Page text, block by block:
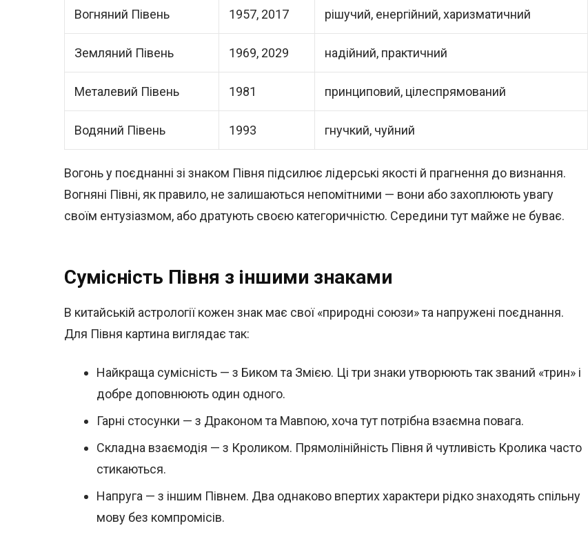
Вогняний Півень 1957, 2017 рішучий, енергійний, харизматичний
Земляний Півень 1969, 2029 надійний, практичний
Металевий Півень 1981 принциповий, цілеспрямований
Водяний Півень 1993 гнучкий, чуйний
Вогонь у поєднанні зі знаком Півня підсилює лідерські якості й прагнення до визнання.
Вогняні Півні, як правило, не залишаються непомітними — вони або захоплюють увагу
своїм ентузіазмом, або дратують своєю категоричністю. Середини тут майже не буває.
Сумісність Півня з іншими знаками
В китайській астрології кожен знак має свої «природні союзи» та напружені поєднання.
Для Півня картина виглядає так:
Найкраща сумісність — з Биком та Змією. Ці три знаки утворюють так званий «трин» і
добре доповнюють один одного.
Гарні стосунки — з Драконом та Мавпою, хоча тут потрібна взаємна повага.
Складна взаємодія — з Кроликом. Прямолінійність Півня й чутливість Кролика часто
стикаються.
Напруга — з іншим Півнем. Два однаково впертих характери рідко знаходять спільну
мову без компромісів.